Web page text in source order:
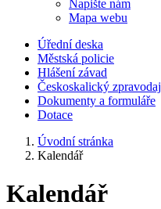
Napište nám
Mapa webu
Úřední deska
Městská policie
Hlášení závad
Českoskalický zpravodaj
Dokumenty a formuláře
Dotace
Úvodní stránka
Kalendář
Kalendář